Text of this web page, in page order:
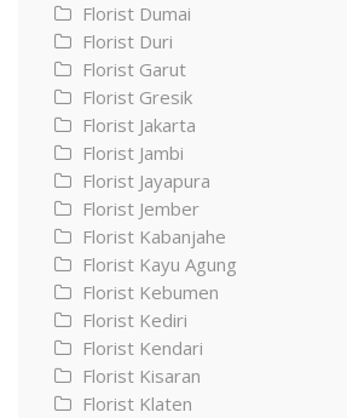
Florist Dumai
Florist Duri
Florist Garut
Florist Gresik
Florist Jakarta
Florist Jambi
Florist Jayapura
Florist Jember
Florist Kabanjahe
Florist Kayu Agung
Florist Kebumen
Florist Kediri
Florist Kendari
Florist Kisaran
Florist Klaten